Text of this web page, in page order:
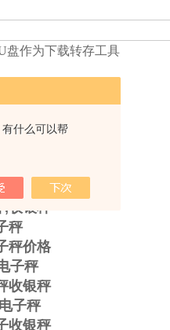
什么可以帮
盘作为下载转存工具
重秤
价秤
银秤
, 收银秤
秤
秤价格
子秤
收银秤
子秤
收银秤